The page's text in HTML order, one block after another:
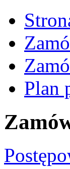
Plan